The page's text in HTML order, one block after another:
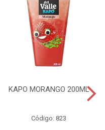
KAPO MORANGO 200ML
Código: 823